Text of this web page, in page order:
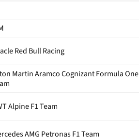
Red Bull Racing
Martin Aramco Cognizant Formula One
Alpine F1 Team
AMG Petronas F1 Team